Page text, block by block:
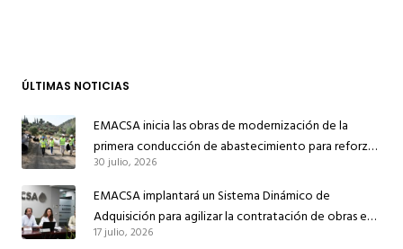
ÚLTIMAS NOTICIAS
EMACSA inicia las obras de modernización de la
primera conducción de abastecimiento para reforzar
el suministro de agua de Córdoba
30 julio, 2026
EMACSA implantará un Sistema Dinámico de
Adquisición para agilizar la contratación de obras en
sus redes e instalaciones
17 julio, 2026